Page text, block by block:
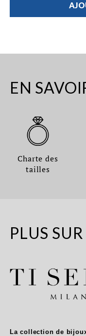
EN
Charte des
tailles
PLUS
La collection de